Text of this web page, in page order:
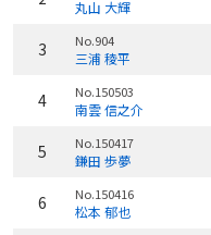
丸山 大輝
3 No.904
三浦 稜平
4 No.150503
南雲 信之介
5 No.150417
鎌田 歩夢
6 No.150416
松本 郁也